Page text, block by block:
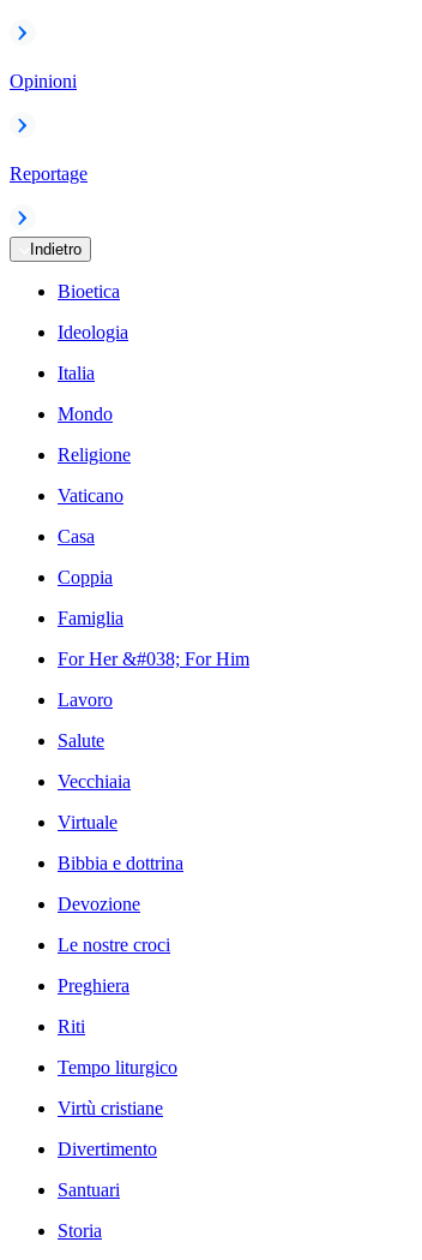
Opinioni
Reportage
Indietro
Bioetica
Ideologia
Italia
Mondo
Religione
Vaticano
Casa
Coppia
Famiglia
For Her &#038; For Him
Lavoro
Salute
Vecchiaia
Virtuale
Bibbia e dottrina
Devozione
Le nostre croci
Preghiera
Riti
Tempo liturgico
Virtù cristiane
Divertimento
Santuari
Storia